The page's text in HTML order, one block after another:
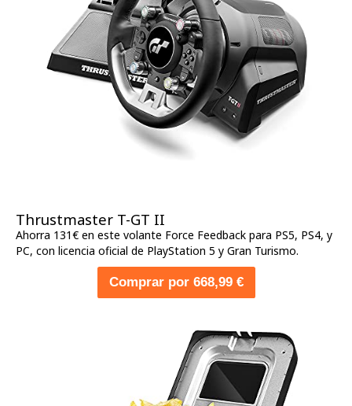
Thrustmaster T-GT II
Ahorra 131€ en este volante Force Feedback para PS5, PS4, y
PC, con licencia oficial de PlayStation 5 y Gran Turismo.
Comprar por 668,99 €